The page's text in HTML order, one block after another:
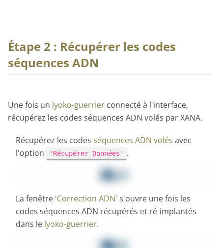
Étape 2 : Récupérer les codes
séquences ADN
Une fois un lyoko-guerrier connecté à l'interface,
récupérez les codes séquences ADN volés par XANA.
Récupérez les codes séquences ADN volés avec
l'option
'Récupérer Données' .
La fenêtre 'Correction ADN' s'ouvre une fois les
codes séquences ADN récupérés et ré-implantés
dans le lyoko-guerrier.